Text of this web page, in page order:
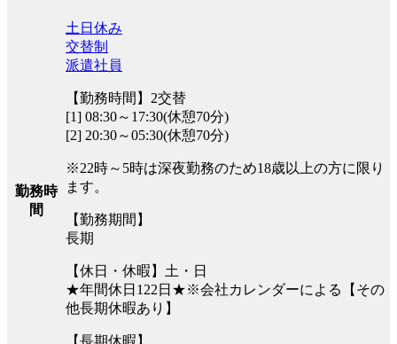
勤務時
間
土日休み
交替制
派遣社員
【勤務時間】2交替
[1] 08:30～17:30(休憩70分)
[2] 20:30～05:30(休憩70分)
※22時～5時は深夜勤務のため18歳以上の方に限り
ます。
【勤務期間】
長期
【休日・休暇】土・日
★年間休日122日★※会社カレンダーによる【その
他長期休暇あり】
【長期休暇】